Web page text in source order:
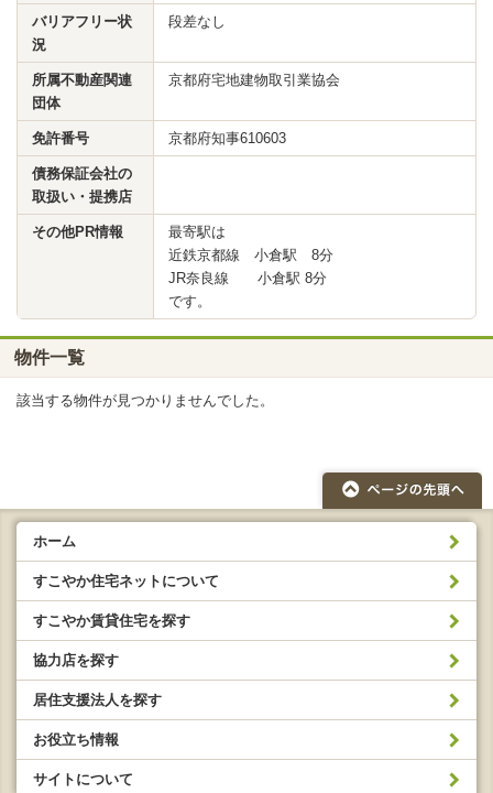
バリアフリー状
況
段差なし
所属不動産関連
団体
京都府宅地建物取引業協会
免許番号 京都府知事610603
債務保証会社の
取扱い・提携店
その他PR情報
最寄駅は
近鉄京都線 小倉駅 8分
JR奈良線 小倉駅 8分
です。
物件一覧
該当する物件が見つかりませんでした。
ホーム
すこやか住宅ネットについて
すこやか賃貸住宅を探す
協力店を探す
居住支援法人を探す
お役立ち情報
サイトについて